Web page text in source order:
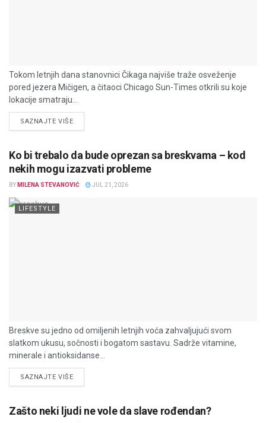
Tokom letnjih dana stanovnici Čikaga najviše traže osveženje
pored jezera Mičigen, a čitaoci Chicago Sun-Times otkrili su koje
lokacije smatraju...
SAZNAJTE VIŠEDETAILS
Ko bi trebalo da bude oprezan sa breskvama – kod
nekih mogu izazvati probleme
BY MILENA STEVANOVIĆ JUL 21, 2026
LIFESTYLE
Breskve su jedno od omiljenih letnjih voća zahvaljujući svom
slatkom ukusu, sočnosti i bogatom sastavu. Sadrže vitamine,
minerale i antioksidanse...
SAZNAJTE VIŠEDETAILS
Zašto neki ljudi ne vole da slave rođendan?